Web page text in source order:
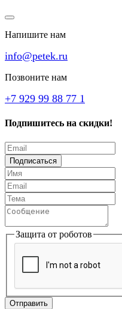
Напишите нам
info@petek.ru
Позвоните нам
+7 929 99 88 77 1
Подпишитесь на скидки!
Подписаться
Защита от роботов
Отправить